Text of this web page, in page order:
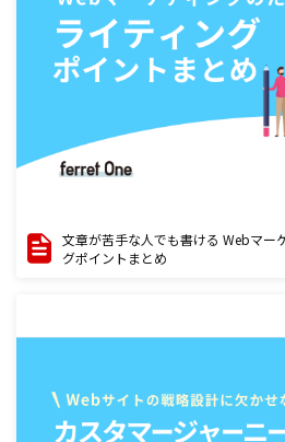
文章が苦手な人でも書ける Webマー
グポイントまとめ